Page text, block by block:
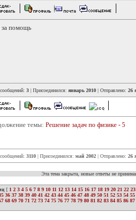
помощь
3 | Присоединился: январь 2010 | Отправлено: 26
темы: Решение задач по физике - 5
3110 | Присоединился: май 2002 | Отправлено: 26
Эта тема закрыта, новые ответы не
[ 1 2 3 4 5 6 7 8 9 10 11 12 13 14 15 16 17 18 19 20 21 22 23
36 37 38 39 40 41 42 43 44 45 46 47 48 49 50 51 52 53 54 55
68 69 70 71 72 73 74 75 76 77 78 79 80 81 82 83 84 85 86 87